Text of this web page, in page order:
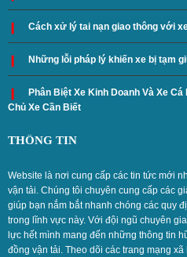
Cách xử lý tai nạn giao thông với
Những lỗi pháp lý khiến xe bị tạm
Phân Biệt Xe Kinh Doanh Và Xe
Chủ Xe Cần Biết
THÔNG TIN
Website là nơi cung cấp các tin tức mới
vận tải. Chúng tôi chuyên cung cấp các
giúp bạn nắm bắt nhanh chóng các quy
trong lĩnh vực này. Với đội ngũ chuyên
lực hết mình mang đến những thông tin
đồng vận tải. Theo dõi các trang mạng